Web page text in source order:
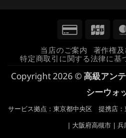
Credit
Card
2
JCB
当店のご案内
著作権
特定商取引に関する法律に基
Copyright 2026 ©高級アン
シーウォ
サービス拠点：東京都中央区 提携店
| 大阪府高槻市 | 兵